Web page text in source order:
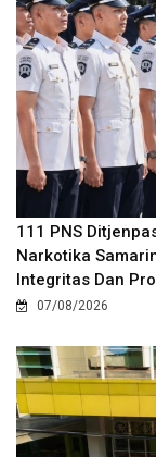
111 PNS
Narkotika
Integritas Dan
07/08/2026